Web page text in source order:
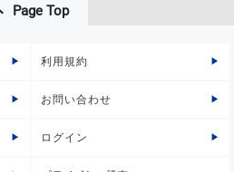
Page Top
利用規約
お問い合わせ
ログイン